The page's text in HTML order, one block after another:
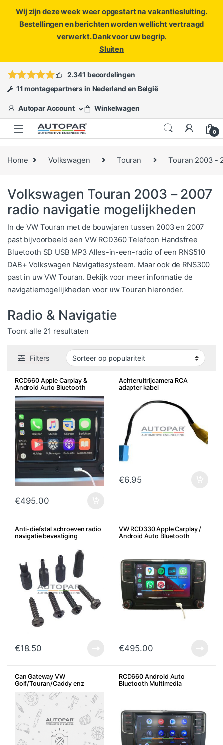
Wij zijn deze week weer opgestart na vakantiesluiting.
Bestellingen en berichten worden wellicht vertraagd
verwerkt. Dank voor uw begrip.
Sluiten
ofopen een ticket
2.341 beoordelingen
11 montagepartners in Nederland en België
Autopar Account Winkelwagen
0
Home Volkswagen Touran Touran 2003 -
Volkswagen Touran 2003 – 2007
radio navigatie mogelijkheden
In de VW Touran met de bouwjaren tussen 2003 en 2007
past bijvoorbeeld een VW RCD360 Telefoon Handsfree
Bluetooth SD USB MP3 Alles-in-een-radio of een RNS510
DAB+ Volkswagen Navigatiesysteem. Maar ook de RNS300
past in uw VW Touran. Bekijk voor meer informatie de
navigatiemogelijkheden voor uw Touran hieronder.
Radio & Navigatie
Toont alle 21 resultatenGesorteerd op populariteit
Filters
RCD660 Apple Carplay &
Android Auto Bluetooth
Multimedia
€495.00
Achteruitrijcamera RCA
adapter kabel
RCD660/RCD330 e.a. MIB
Systemen
€6.95
Anti-diefstal schroeven radio
navigatie bevestiging
€18.50
VW RCD330 Apple Carplay /
Android Auto Bluetooth
€495.00
Can Gateway VW
Golf/Touran/Caddy enz
RCD660 Android Auto
Bluetooth Multimedia